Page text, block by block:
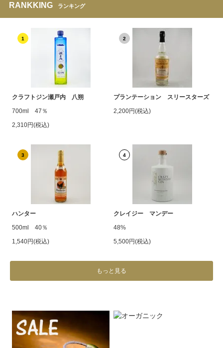
RANKKING ランキング
1
クラフトジン瀬戸内 八朔
700ml 47％
2,310円(税込)
2
プランテーション スリースターズ
2,200円(税込)
3
ハンター
500ml 40％
1,540円(税込)
4
クレイジー マンデー
48%
5,500円(税込)
もっと見る